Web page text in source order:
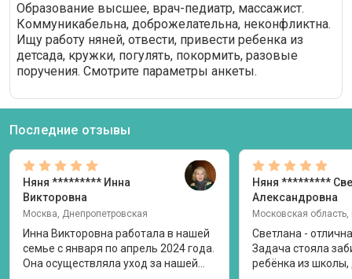
Образование высшее, врач-педиатр, массажист.
Коммуникабельна, доброжелательна, неконфликтна.
Ищу работу няней, отвести, привести ребенка из
детсада, кружки, погулять, покормить, разовые
поручения. Смотрите параметры анкеты.
Последние отзывы
Няня ********* Инна
Викторовна
Москва, Днепропетровская
Инна Викторовна работала в нашей
семье с января по апрель 2024 года.
Она осуществляла уход за нашей
Няня *********
Александровна
Светлана -
Задача стояла
ребёнка из школы,